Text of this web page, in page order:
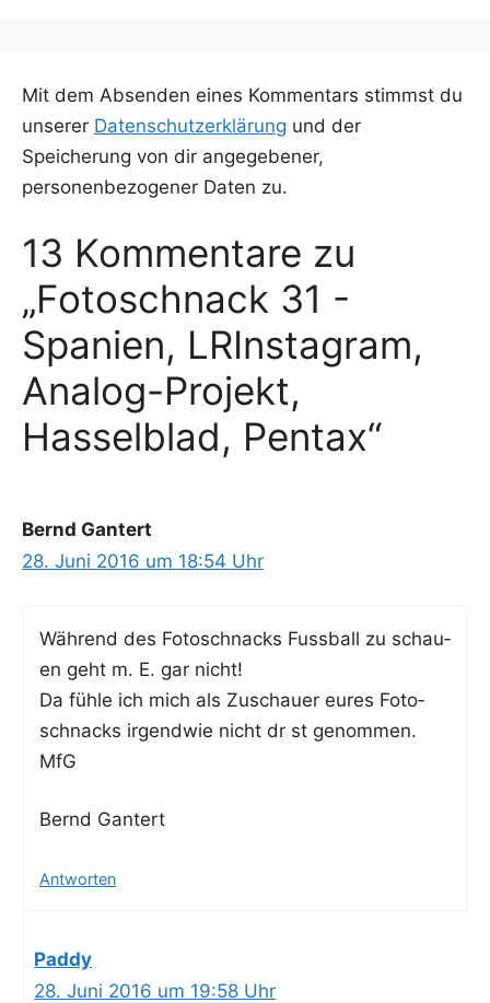
Mit dem Absenden eines Kommentars stimmst du
unserer Datenschutzerklärung und der
Speicherung von dir angegebener,
personenbezogener Daten zu.
13 Kommentare zu
„Fotoschnack 31 -
Spanien, LRInstagram,
Analog-Projekt,
Hasselblad, Pentax“
Bernd Gantert
28. Juni 2016 um 18:54 Uhr
Wäh­rend des Foto­schnacks Fuss­ball zu schau­
en geht m. E. gar nicht!
Da füh­le ich mich als Zuschau­er eures Foto­
schnacks irgend­wie nicht dr st genommen.
MfG
Bernd Gan­tert
Antworten
Paddy
28. Juni 2016 um 19:58 Uhr